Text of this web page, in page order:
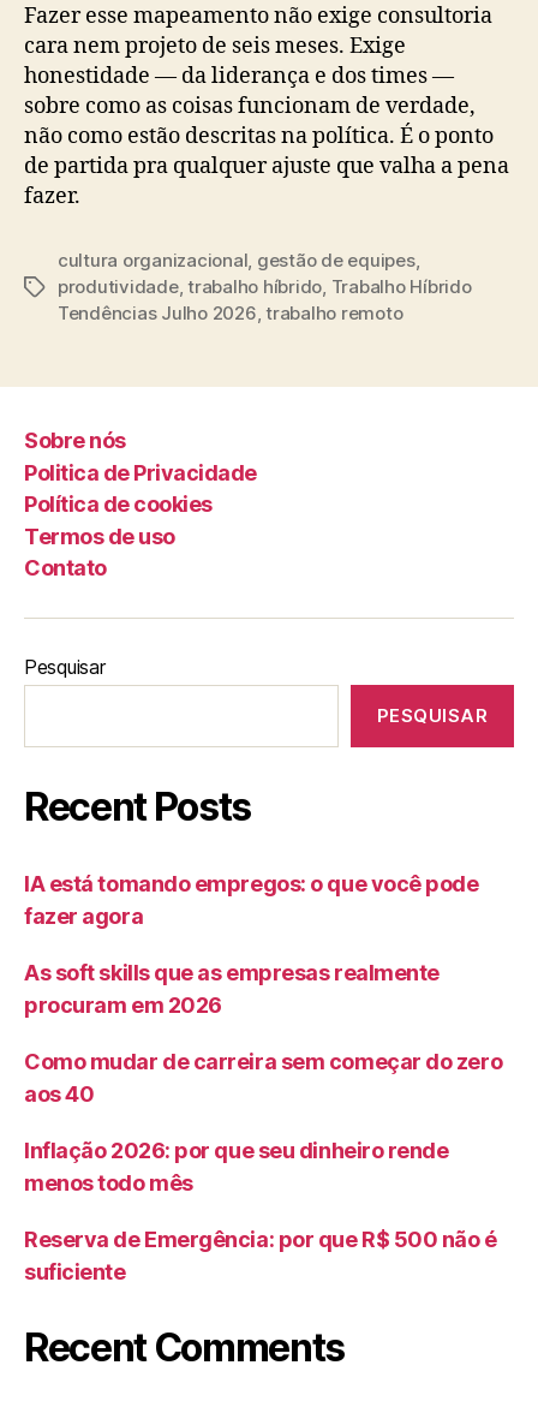
Fazer esse mapeamento não exige consultoria
cara nem projeto de seis meses. Exige
honestidade — da liderança e dos times —
sobre como as coisas funcionam de verdade,
não como estão descritas na política. É o ponto
de partida pra qualquer ajuste que valha a pena
fazer.
Tags
cultura organizacional, gestão de equipes,
produtividade,trabalho híbrido, Trabalho Híbrido
Tendências Julho 2026,trabalho remoto
Sobre nós
Politica de Privacidade
Política de cookies
Termos de uso
Contato
Pesquisar
PESQUISAR
Recent Posts
IA está tomando empregos: o que você pode
fazer agora
As soft skills que as empresas realmente
procuram em 2026
Como mudar de carreira sem começar do zero
aos 40
Inflação 2026: por que seu dinheiro rende
menos todo mês
Reserva de Emergência: por que R$ 500 não é
suficiente
Recent Comments